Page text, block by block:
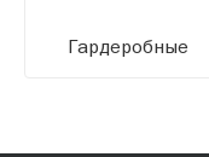
Гардеробные